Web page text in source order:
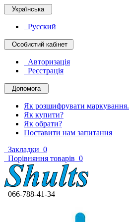
Українська
Русский
Особистий кабінет
Авторизація
Реєстрація
Допомога
Як розшифрувати маркування.
Як купити?
Як обрати?
Поставити нам запитання
Закладки 0
Порівняння товарів 0
066-788-41-34